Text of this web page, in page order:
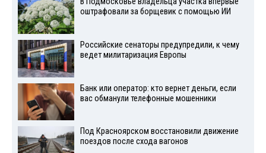
оштрафовали за борщевик с помощью ИИ
Российские сенаторы предупредили, к чему
ведет милитаризация Европы
Банк или оператор: кто вернет деньги, если
вас обманули телефонные мошенники
Под Красноярском восстановили движение
поездов после схода вагонов